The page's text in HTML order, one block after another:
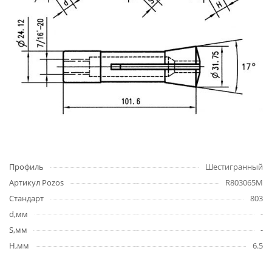
Профиль
Шестигранный
Артикул Pozos
R803065M
Стандарт
803
d,мм
-
S,мм
-
H,мм
6.5